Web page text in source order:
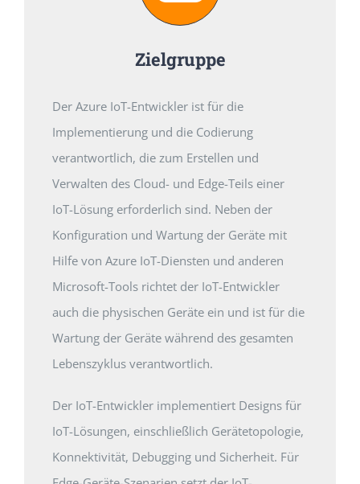
Zielgruppe
Der Azure IoT-Entwickler ist für die
Implementierung und die Codierung
verantwortlich, die zum Erstellen und
Verwalten des Cloud- und Edge-Teils einer
IoT-Lösung erforderlich sind. Neben der
Konfiguration und Wartung der Geräte mit
Hilfe von Azure IoT-Diensten und anderen
Microsoft-Tools richtet der IoT-Entwickler
auch die physischen Geräte ein und ist für die
Wartung der Geräte während des gesamten
Lebenszyklus verantwortlich.
Der IoT-Entwickler implementiert Designs für
IoT-Lösungen, einschließlich Gerätetopologie,
Konnektivität, Debugging und Sicherheit. Für